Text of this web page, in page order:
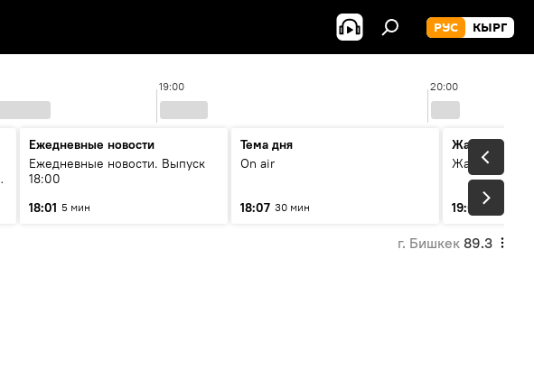
РУС КЫРГ
19:00 20:00
Ежедневные новости
Ежедневные новости. Выпуск
18:00
18:01 5 мин
Тема дня
On air
18:07 30 мин
Жаңылыктар
19:01 11 мин
г. Бишкек 89.3